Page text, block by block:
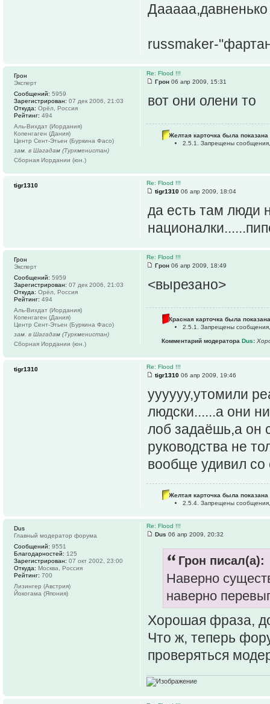
Дааааа,давненько
russmaker-
Re: Flood !!!
Грон 06 апр 2009, 15:31
вот они олени то
Желтая карточка была показана
2.5.1. Запрещены
Грон
Эксперт
Сообщений: 5959
Зарегистрирован: 07 дек 2006, 21:03
Откуда: Орёл, Россия
Рейтинг: 494
Аль-Вихдат (Иордания)
Копенгаген (Дания)
Центр Сент-Этьен (Буркина Фасо)
зам. в Шагадам (Туркменистан)
Сборная Иордании (юн.)
Re: Flood !!!
tigr1310 06 апр 2009, 18:04
да есть там люди
tigr1310
Re: Flood !!!
Грон 06 апр 2009, 18:49
<вырезано>
Красная карточка была
2.5.1. Запрещены
Комментарий модератора Dus:
Грон
Эксперт
Сообщений: 5959
Зарегистрирован: 07 дек 2006, 21:03
Откуда: Орёл, Россия
Рейтинг: 494
Аль-Вихдат (Иордания)
Копенгаген (Дания)
Центр Сент-Этьен (Буркина Фасо)
зам. в Шагадам (Туркменистан)
Сборная Иордании (юн.)
Re: Flood !!!
tigr1310 06 апр 2009, 19:46
уууууу,утомили
людски......а они
лоб задаёшь,а он
руководства не
вообще удивил со
Желтая карточка была показана
2.5.4. Запрещены
tigr1310
Re: Flood !!!
Dus 06 апр 2009, 20:32
Грон писал(а):
Наверно
наверно
Хорошая фраза,
Что ж, теперь
проверяться
Dus
Главный модератор форума
Сообщений: 9551
Благодарностей: 125
Зарегистрирован: 07 окт 2002, 23:00
Откуда: Москва, Россия
Рейтинг: 700
Лизингер (Австрия)
Йокогама (Япония)